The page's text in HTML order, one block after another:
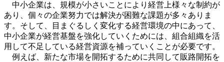
中小企業は、規模が小さいことにより経営上様々な制約が
あり、個々の企業努力では解決が困難な課題が多々ありま
す。そして、目まぐるしく変化する経営環境の中にあって、
中小企業が経営基盤を強化していくためには、組合組織を活
用して不足している経営資源を補っていくことが必要です。
例えば、新たな市場を開拓するために共同して販路開拓を